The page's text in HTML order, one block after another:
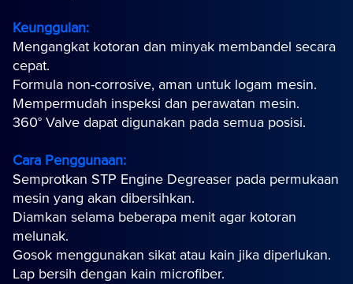
Keunggulan:
Mengangkat kotoran dan minyak membandel secara
cepat.
Formula non-corrosive, aman untuk logam mesin.
Mempermudah inspeksi dan perawatan mesin.
360° Valve dapat digunakan pada semua posisi.
Cara Penggunaan:
Semprotkan STP Engine Degreaser pada permukaan
mesin yang akan dibersihkan.
Diamkan selama beberapa menit agar kotoran
melunak.
Gosok menggunakan sikat atau kain jika diperlukan.
Lap bersih dengan kain microfiber.